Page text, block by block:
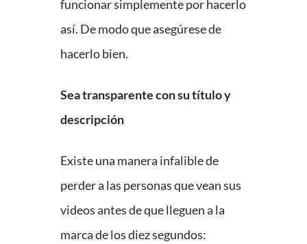
funcionar simplemente por hacerlo
así. De modo que asegúrese de
hacerlo bien.
Sea transparente con su título y
descripción
Existe una manera infalible de
perder a las personas que vean sus
videos antes de que lleguen a la
marca de los diez segundos: